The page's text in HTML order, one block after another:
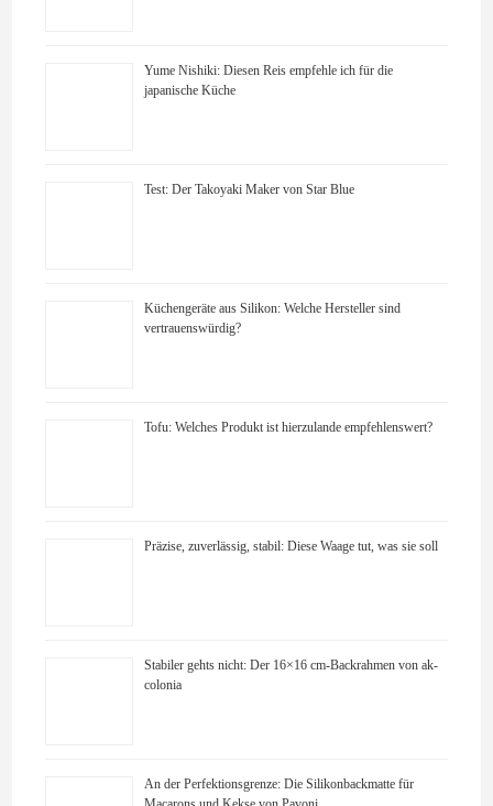
Yume Nishiki: Diesen Reis empfehle ich für die
japanische Küche
Test: Der Takoyaki Maker von Star Blue
Küchengeräte aus Silikon: Welche Hersteller sind
vertrauenswürdig?
Tofu: Welches Produkt ist hierzulande empfehlenswert?
Präzise, zuverlässig, stabil: Diese Waage tut, was sie soll
Stabiler gehts nicht: Der 16×16 cm-Backrahmen von ak-
colonia
An der Perfektionsgrenze: Die Silikonbackmatte für